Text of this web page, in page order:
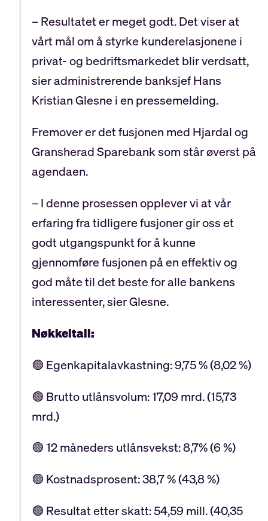
– Resultatet er meget godt. Det viser at
vårt mål om å styrke kunderelasjonene i
privat- og bedriftsmarkedet blir verdsatt,
sier administrerende banksjef Hans
Kristian Glesne i en pressemelding.
Fremover er det fusjonen med Hjardal og
Gransherad Sparebank som står øverst på
agendaen.
– I denne prosessen opplever vi at vår
erfaring fra tidligere fusjoner gir oss et
godt utgangspunkt for å kunne
gjennomføre fusjonen på en effektiv og
god måte til det beste for alle bankens
interessenter, sier Glesne.
Nøkkeltall:
🟢 Egenkapitalavkastning: 9,75 % (8,02 %)
🟢 Brutto utlånsvolum: 17,09 mrd. (15,73
mrd.)
🟢 12 måneders utlånsvekst: 8,7% (6 %)
🟢 Kostnadsprosent: 38,7 % (43,8 %)
🟢 Resultat etter skatt: 54,59 mill. (40,35